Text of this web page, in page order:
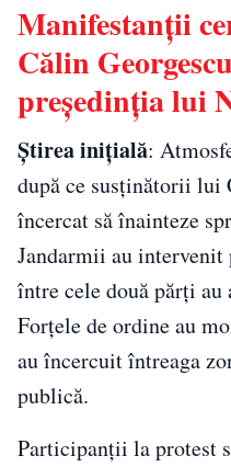
Manifestanții
Călin
președinția lui
Știrea inițială:
după ce susținătorii lui
încercat să înainteze
Jandarmii au intervenit
între cele două părți
Forțele de ordine au
au încercuit întreaga
publică.
Participanții la protest